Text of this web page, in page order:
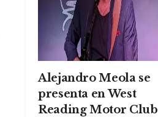
Alejandro Meola se
presenta en West
Reading Motor Club